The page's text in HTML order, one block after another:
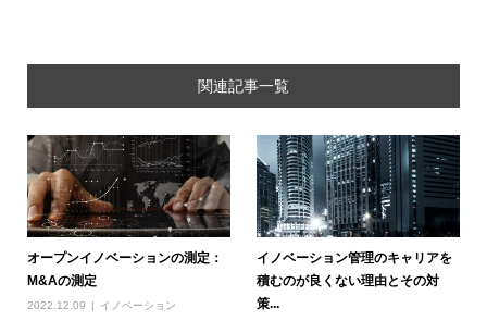
関連記事一覧
オープンイノベーションの測定：
M&Aの測定
2022.12.09 イノベーション
イノベーション管理のキャリアを
積むのが良くない理由とその対
策...